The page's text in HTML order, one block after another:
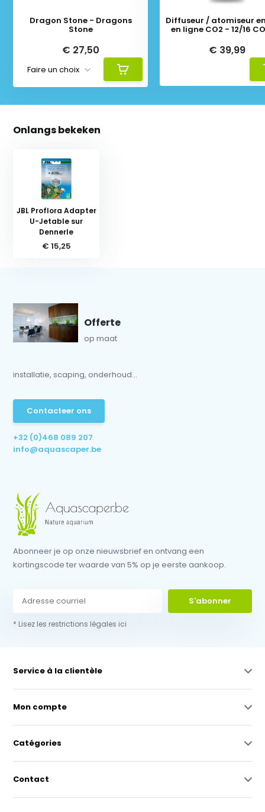
Dragon Stone - Dragons
Stone
€ 27,50
Diffuseur / atomiseur
en ligne CO2 - 12/16
€ 39,99
Onlangs bekeken
JBL Proflora Adapter
U-Jetable sur
Dennerle
€ 15,25
Offerte
op maat
installatie, scaping, onderhoud...
Contacteer ons
+32 (0)468 089 207
info@aquascaper.be
Abonneer je op onze nieuwsbrief en ontvang een
kortingscode ter waarde van 5% op je eerste aankoop.
S'abonner
* Lisez les restrictions légales ici
Service à la clientèle
Mon compte
Catégories
Contact